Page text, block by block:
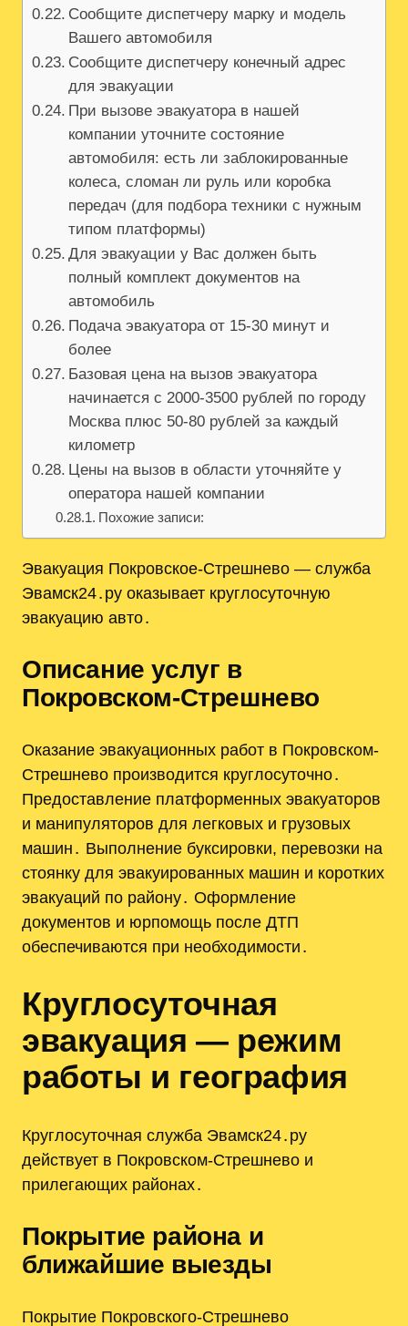
Сообщите диспетчеру марку и модель
Вашего автомобиля
Сообщите диспетчеру конечный адрес
для эвакуации
При вызове эвакуатора в нашей
компании уточните состояние
автомобиля: есть ли заблокированные
колеса, сломан ли руль или коробка
передач (для подбора техники с нужным
типом платформы)
Для эвакуации у Вас должен быть
полный комплект документов на
автомобиль
Подача эвакуатора от 15-30 минут и
более
Базовая цена на вызов эвакуатора
начинается с 2000-3500 рублей по городу
Москва плюс 50-80 рублей за каждый
километр
Цены на вызов в области уточняйте у
оператора нашей компании
Похожие записи:
Эвакуация Покровское-Стрешнево — служба
Эвамск24․ру оказывает круглосуточную
эвакуацию авто․
Описание услуг в
Покровском-Стрешнево
Оказание эвакуационных работ в Покровском-
Стрешнево производится круглосуточно․
Предоставление платформенных эвакуаторов
и манипуляторов для легковых и грузовых
машин․ Выполнение буксировки, перевозки на
стоянку для эвакуированных машин и коротких
эвакуаций по району․ Оформление
документов и юрпомощь после ДТП
обеспечиваются при необходимости․
Круглосуточная
эвакуация — режим
работы и география
Круглосуточная служба Эвамск24․ру
действует в Покровском-Стрешнево и
прилегающих районах․
Покрытие района и
ближайшие выезды
Покрытие Покровского-Стрешнево